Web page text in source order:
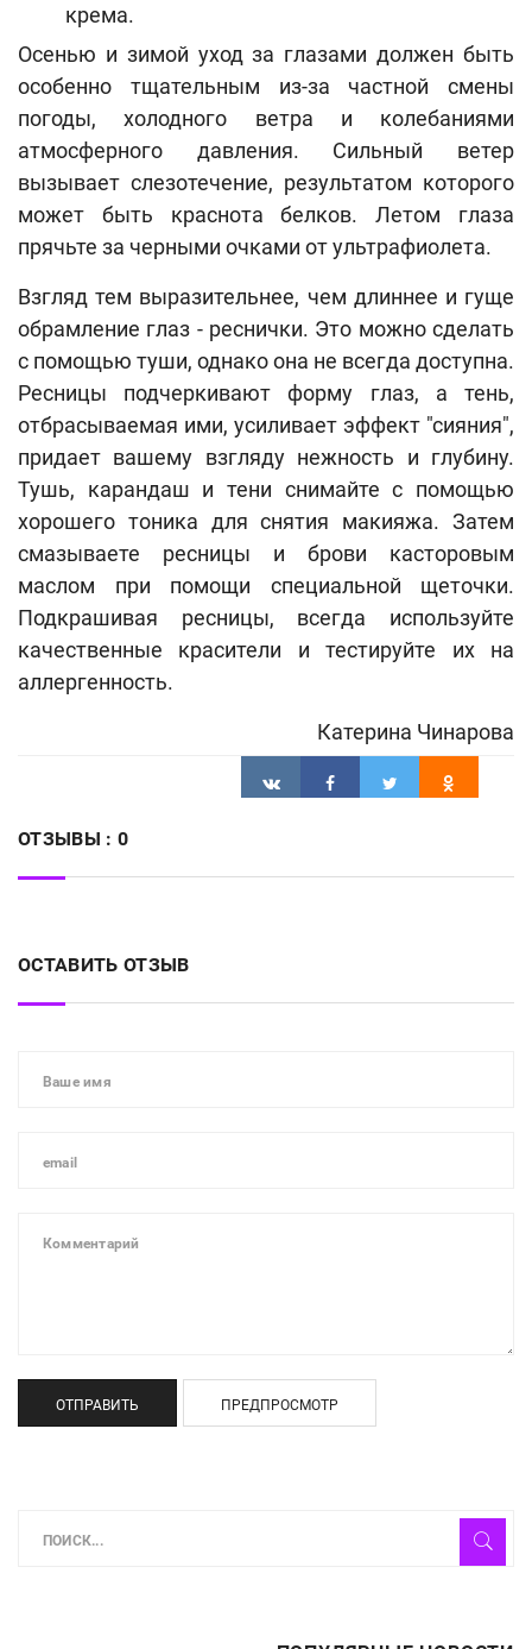
крема.
Осенью и зимой уход за глазами должен быть
особенно тщательным из-за частной смены
погоды, холодного ветра и колебаниями
атмосферного давления. Сильный ветер
вызывает слезотечение, результатом которого
может быть краснота белков. Летом глаза
прячьте за черными очками от ультрафиолета.
Взгляд тем выразительнее, чем длиннее и гуще
обрамление глаз - реснички. Это можно сделать
с помощью туши, однако она не всегда доступна.
Ресницы подчеркивают форму глаз, а тень,
отбрасываемая ими, усиливает эффект "сияния",
придает вашему взгляду нежность и глубину.
Тушь, карандаш и тени снимайте с помощью
хорошего тоника для снятия макияжа. Затем
смазываете ресницы и брови касторовым
маслом при помощи специальной щеточки.
Подкрашивая ресницы, всегда используйте
качественные красители и тестируйте их на
аллергенность.
Катерина Чинарова
ОТЗЫВЫ : 0
ОСТАВИТЬ ОТЗЫВ
ОТПРАВИТЬ ПРЕДПРОСМОТР